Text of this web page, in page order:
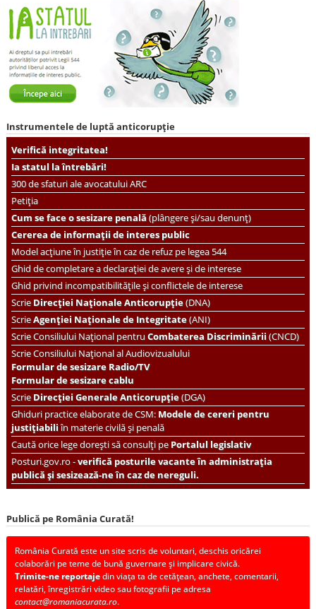
Instrumentele de luptă anticorupție
Verifică integritatea!
Ia statul la întrebări!
300 de sfaturi ale avocatului ARC
Petiția
Cum se face o sesizare penală(plângere și/sau denunț)
Cererea de informații de interes public
Model acțiune în justiție în caz de refuz pe legea 544
Ghid de completare a declarației de avere și de interese
Ghid privind incompatibilitățile și conflictele de interese
ScrieDirecției Naționale Anticorupție(DNA)
ScrieAgenției Naționale de Integritate(ANI)
ScrieConsiliului Național pentruCombaterea Discriminării(CNCD)
Scrie Consiliului Național al Audiovizualului
Formular de sesizare Radio/TV
Formular de sesizare cablu
ScrieDirecției Generale Anticorupție(DGA)
Ghiduri practice elaborate de CSM: Modele de cereri pentru
justițiabiliîn materie civilă și penală
Caută orice lege dorești să consulți pePortalul legislativ
Posturi.gov.ro -verifică posturile vacante în administrația
publică și sesizează-ne în caz de nereguli.
Publică pe România Curată!
România Curată este un site scris de voluntari, deschis oricărei
colaborări pe teme de bună guvernare și implicare civică.
Trimite-ne reportajedin viața ta de cetățean, anchete, comentarii,
relatări, înregistrări video sau fotografii pe adresa
contact@romaniacurata.ro.